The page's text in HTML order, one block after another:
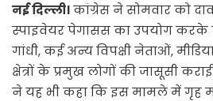
नई दिल्ली।कांग्रेस ने सोमवार को
स्पाइवेयर पेगासस का उपयोग करके
गांधी, कई अन्य विपक्षी नेताओं,
क्षेत्रों के प्रमुख लोगों की जासूसी कराई
ने यह भी कहा कि इस मामले में गृह